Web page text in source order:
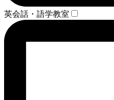
英会話・語学教室